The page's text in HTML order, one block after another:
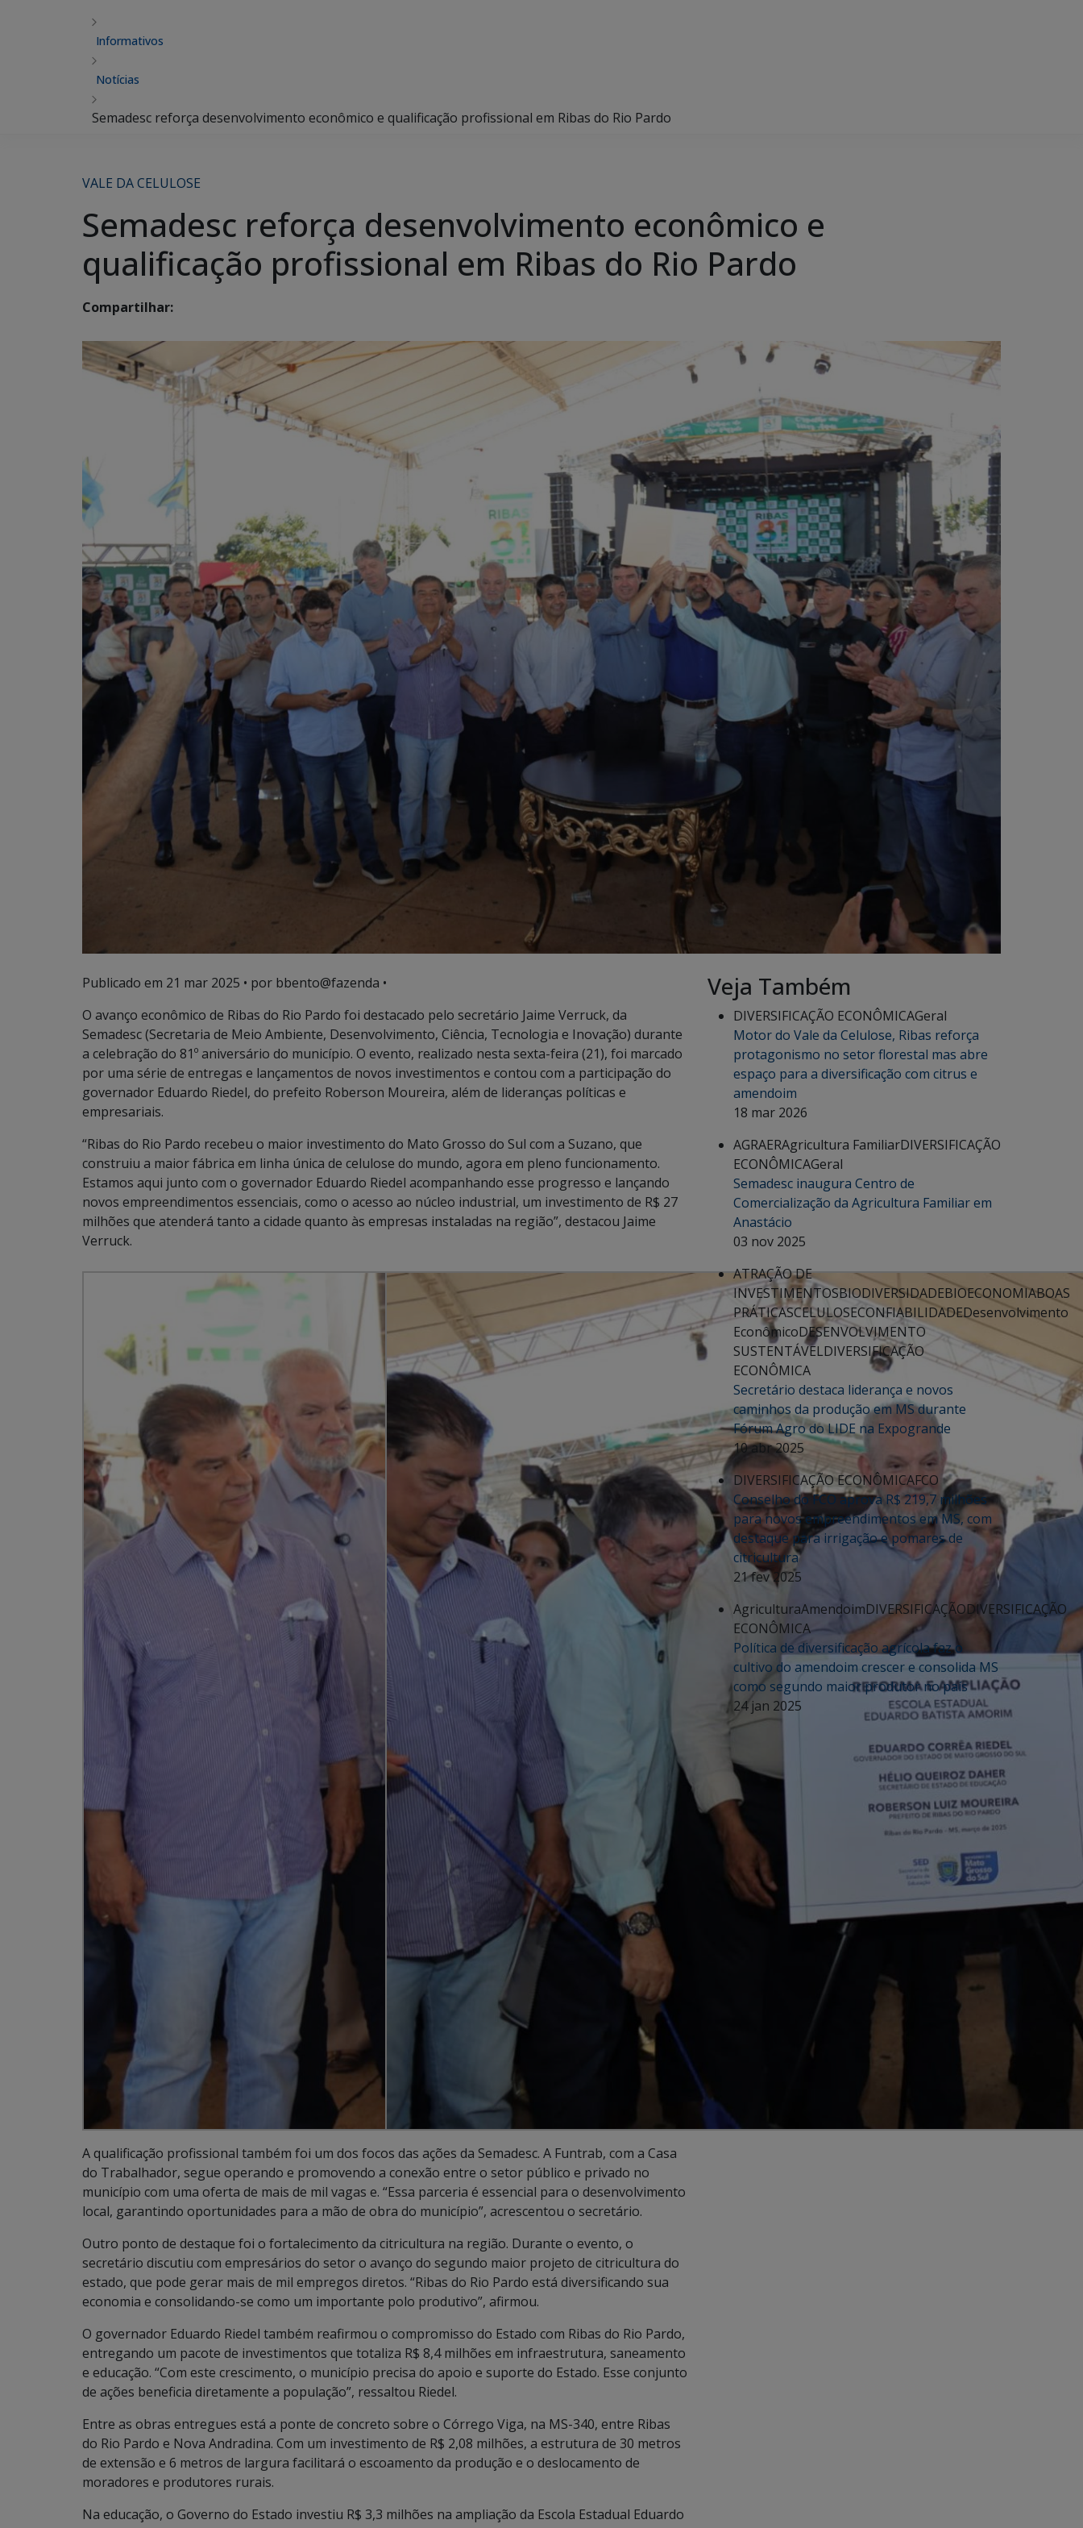
Informativos
Notícias
Semadesc reforça desenvolvimento econômico e qualificação profissional em Ribas do Rio Pardo
VALE DA CELULOSE
Semadesc reforça desenvolvimento econômico e
qualificação profissional em Ribas do Rio Pardo
Compartilhar:
Publicado em 21 mar 2025 • por bbento@fazenda •
O avanço econômico de Ribas do Rio Pardo foi destacado pelo secretário Jaime Verruck, da
Semadesc (Secretaria de Meio Ambiente, Desenvolvimento, Ciência, Tecnologia e Inovação) durante
a celebração do 81º aniversário do município. O evento, realizado nesta sexta-feira (21), foi marcado
por uma série de entregas e lançamentos de novos investimentos e contou com a participação do
governador Eduardo Riedel, do prefeito Roberson Moureira, além de lideranças políticas e
empresariais.
“Ribas do Rio Pardo recebeu o maior investimento do Mato Grosso do Sul com a Suzano, que
construiu a maior fábrica em linha única de celulose do mundo, agora em pleno funcionamento.
Estamos aqui junto com o governador Eduardo Riedel acompanhando esse progresso e lançando
novos empreendimentos essenciais, como o acesso ao núcleo industrial, um investimento de R$ 27
milhões que atenderá tanto a cidade quanto às empresas instaladas na região”, destacou Jaime
Verruck.
A qualificação profissional também foi um dos focos das ações da Semadesc. A Funtrab, com a Casa
do Trabalhador, segue operando e promovendo a conexão entre o setor público e privado no
município com uma oferta de mais de mil vagas e. “Essa parceria é essencial para o desenvolvimento
local, garantindo oportunidades para a mão de obra do município”, acrescentou o secretário.
Outro ponto de destaque foi o fortalecimento da citricultura na região. Durante o evento, o
secretário discutiu com empresários do setor o avanço do segundo maior projeto de citricultura do
estado, que pode gerar mais de mil empregos diretos. “Ribas do Rio Pardo está diversificando sua
economia e consolidando-se como um importante polo produtivo”, afirmou.
O governador Eduardo Riedel também reafirmou o compromisso do Estado com Ribas do Rio Pardo,
entregando um pacote de investimentos que totaliza R$ 8,4 milhões em infraestrutura, saneamento
e educação. “Com este crescimento, o município precisa do apoio e suporte do Estado. Esse conjunto
de ações beneficia diretamente a população”, ressaltou Riedel.
Entre as obras entregues está a ponte de concreto sobre o Córrego Viga, na MS-340, entre Ribas
do Rio Pardo e Nova Andradina. Com um investimento de R$ 2,08 milhões, a estrutura de 30 metros
de extensão e 6 metros de largura facilitará o escoamento da produção e o deslocamento de
moradores e produtores rurais.
Na educação, o Governo do Estado investiu R$ 3,3 milhões na ampliação da Escola Estadual Eduardo
Veja Também
DIVERSIFICAÇÃO ECONÔMICAGeral
Motor do Vale da Celulose, Ribas reforça
protagonismo no setor florestal mas abre
espaço para a diversificação com citrus e
amendoim
18 mar 2026
AGRAERAgricultura FamiliarDIVERSIFICAÇÃO
ECONÔMICAGeral
Semadesc inaugura Centro de
Comercialização da Agricultura Familiar em
Anastácio
03 nov 2025
ATRAÇÃO DE
INVESTIMENTOSBIODIVERSIDADEBIOECONOMIABOAS
PRÁTICASCELULOSECONFIABILIDADEDesenvolvimento
EconômicoDESENVOLVIMENTO
SUSTENTÁVELDIVERSIFICAÇÃO
ECONÔMICA
Secretário destaca liderança e novos
caminhos da produção em MS durante
Fórum Agro do LIDE na Expogrande
10 abr 2025
DIVERSIFICAÇÃO ECONÔMICAFCO
Conselho do FCO aprova R$ 219,7 milhões
para novos empreendimentos em MS, com
destaque para irrigação e pomares de
citricultura
21 fev 2025
AgriculturaAmendoimDIVERSIFICAÇÃODIVERSIFICAÇÃO
ECONÔMICA
Política de diversificação agrícola faz o
cultivo do amendoim crescer e consolida MS
como segundo maior produtor no país
24 jan 2025